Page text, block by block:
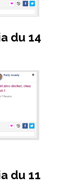
du 14
du 11